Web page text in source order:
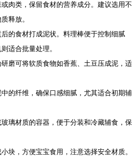
或肉类，保留食材的营养成分。建议选用不
释放。
后的食材打成泥状。料理棒便于控制细腻
适合批量处理。
研磨可将软质食物如香蕉、土豆压成泥，适
中的纤维，确保口感细腻，尤其适合初期辅
玻璃材质的容器，便于分装和冷藏辅食，保
块，方便宝宝食用，注意选择安全材质。